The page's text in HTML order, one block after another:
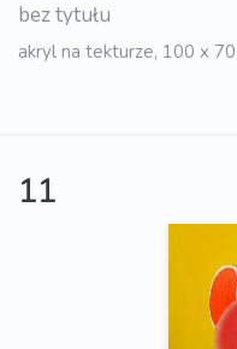
bez tytułu
akryl na tekturze, 100 x
11